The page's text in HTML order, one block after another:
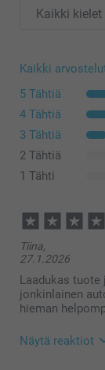
Kaikki
5 Tähtiä
4 Tähtiä
3 Tähtiä
2 Tähtiä
1 Tähti
Tiina,
27.1.2026
Laadukas
jonkinlainen
hieman
Näytä reaktiot